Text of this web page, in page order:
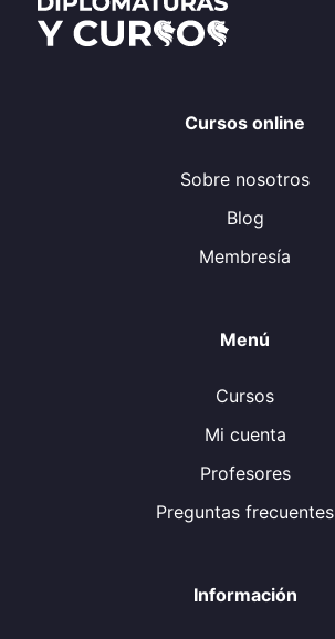
Cursos online
Sobre nosotros
Blog
Membresía
Menú
Cursos
Mi cuenta
Profesores
Preguntas frecuentes
Información